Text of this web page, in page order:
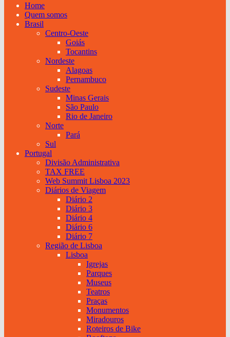
Home
Quem somos
Brasil
Centro-Oeste
Goiás
Tocantins
Nordeste
Alagoas
Pernambuco
Sudeste
Minas Gerais
São Paulo
Rio de Janeiro
Norte
Pará
Sul
Portugal
Divisão Administrativa
TAX FREE
Web Summit Lisboa 2023
Diários de Viagem
Diário 2
Diário 3
Diário 4
Diário 6
Diário 7
Região de Lisboa
Lisboa
Igrejas
Parques
Museus
Teatros
Praças
Monumentos
Miradouros
Roteiros de Bike